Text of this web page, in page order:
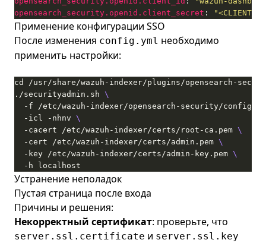
opensearch_security.openid.client_secret :
Применение конфигурации SSO
После изменения config.yml необходимо
применить настройки:
./securityadmin.sh
-f /etc/wazuh-indexer/opensearch-security/
  -icl -nhnv
  -cacert /etc/wazuh-indexer/certs/root-ca.pem
  -cert /etc/wazuh-indexer/certs/admin.pem
  -key /etc/wazuh-indexer/certs/admin-key.pem
  -h localhost
Устранение неполадок
Пустая страница после входа
Причины и решения:
Некорректный сертификат: проверьте, что
server.ssl.certificate и server.ssl.key